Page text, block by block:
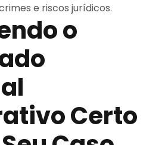
e riscos jurídicos.
o
Certo